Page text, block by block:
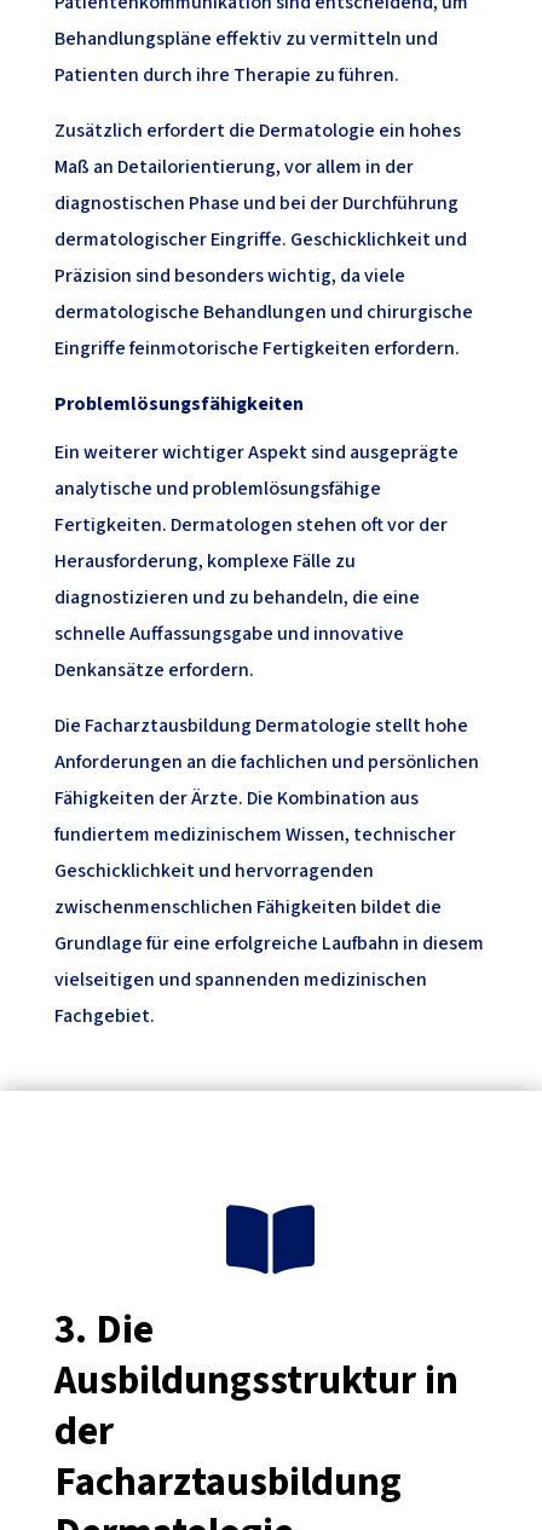
Behandlungspläne effektiv zu vermitteln und
Patienten durch ihre Therapie zu führen.
Zusätzlich erfordert die Dermatologie ein hohes
Maß an Detailorientierung, vor allem in der
diagnostischen Phase und bei der Durchführung
dermatologischer Eingriffe. Geschicklichkeit und
Präzision sind besonders wichtig, da viele
dermatologische Behandlungen und chirurgische
Eingriffe feinmotorische Fertigkeiten erfordern.
Problemlösungsfähigkeiten
Ein weiterer wichtiger Aspekt sind ausgeprägte
analytische und problemlösungsfähige
Fertigkeiten. Dermatologen stehen oft vor der
Herausforderung, komplexe Fälle zu
diagnostizieren und zu behandeln, die eine
schnelle Auffassungsgabe und innovative
Denkansätze erfordern.
Die Facharztausbildung Dermatologie stellt hohe
Anforderungen an die fachlichen und persönlichen
Fähigkeiten der Ärzte. Die Kombination aus
fundiertem medizinischem Wissen, technischer
Geschicklichkeit und hervorragenden
zwischenmenschlichen Fähigkeiten bildet die
Grundlage für eine erfolgreiche Laufbahn in diesem
vielseitigen und spannenden medizinischen
Fachgebiet.

3. Die
Ausbildungsstruktur in
der
Facharztausbildung